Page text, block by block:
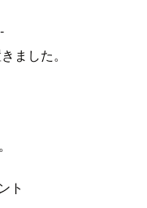
ました。
ト